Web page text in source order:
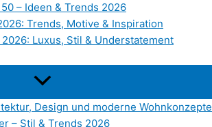
– Ideen & Trends 2026
Trends, Motive & Inspiration
Luxus, Stil & Understatement
Design und moderne Wohnkonzepte
– Stil & Trends 2026